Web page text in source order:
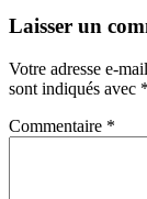
Laisser un
Votre adresse e-
sont indiqués avec *
Commentaire *